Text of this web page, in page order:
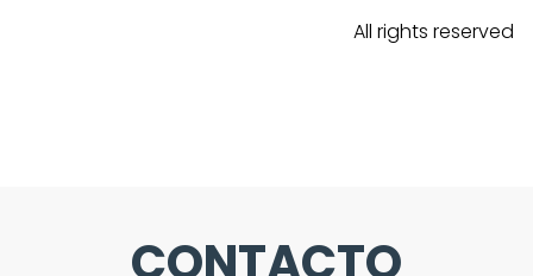
All rights reserved